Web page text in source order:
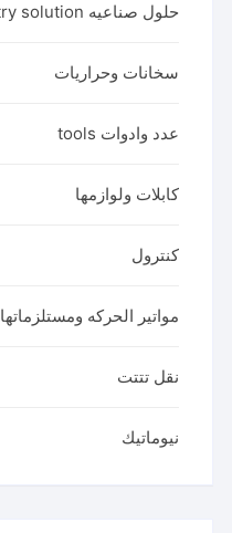
حلول صناعيه industry solution
سخانات وحراريات
عدد وادوات tools
كابلات ولوازمها
كنترول
مواتير الحركه ومستلزماتها
نقل تتتت
نيوماتيك